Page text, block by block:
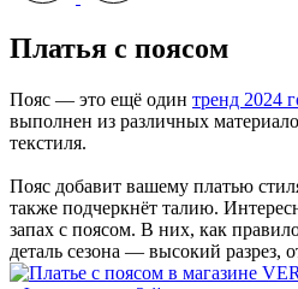
Платья с поясом
Пояс — это ещё один тренд 2024
выполнен из различных
текстиля.
Пояс добавит вашему платью
также подчеркнёт талию.
запах с поясом. В них, как
деталь сезона — высокий разрез,